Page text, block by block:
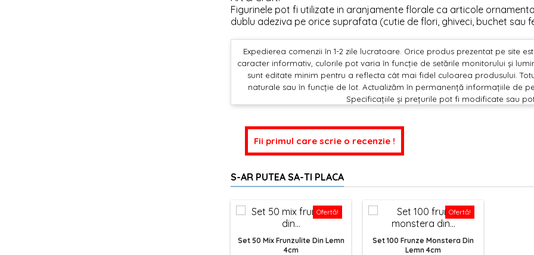
Figurinele pot fi utilizate in aranjamente florale ca articole
dublu adeziva pe orice suprafata (cutie de flori, ghiveci, buchet sau
Expedierea comenzii în 1-2 zile lucratoare. Orice produs prezentat pe site
caracter informativ, culorile pot varia în funcție de setările monitorului și
sunt editate minim pentru a reflecta cât mai fidel culoarea produsului.
naturale sau în funcție de lot. Actualizăm în permanență informațiile de
Specificațiile și prețurile pot fi modificate sau
Fii primul care scrie o recenzie !
S-AR PUTEA SA-TI PLACA
Ofertă!
Set 50 Mix Frunzulite Din Lemn
4cm
Ofertă!
Set 100 Frunze Monstera Din
Lemn 4cm